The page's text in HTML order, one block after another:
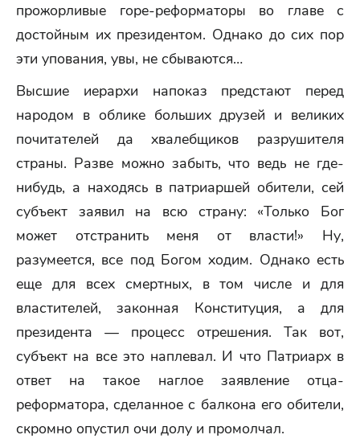
прожорливые горе-реформаторы во главе с
достойным их президентом. Однако до сих пор
эти упования, увы, не сбываются…
Высшие иерархи напоказ предстают перед
народом в облике больших друзей и великих
почитателей да хвалебщиков разрушителя
страны. Разве можно забыть, что ведь не где-
нибудь, а находясь в патриаршей обители, сей
субъект заявил на всю страну: «Только Бог
может отстранить меня от власти!» Ну,
разумеется, все под Богом ходим. Однако есть
еще для всех смертных, в том числе и для
властителей, законная Конституция, а для
президента — процесс отрешения. Так вот,
субъект на все это наплевал. И что Патриарх в
ответ на такое наглое заявление отца-
реформатора, сделанное с балкона его обители,
скромно опустил очи долу и промолчал.